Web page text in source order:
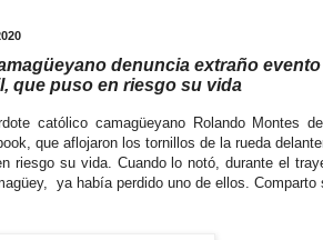
denuncia extraño
que puso en riesgo su vida
católico camagüeyano Rolando Montes
que aflojaron los tornillos de la rueda
riesgo su vida. Cuando lo notó, durante el
ya había perdido uno de ellos. Comparto